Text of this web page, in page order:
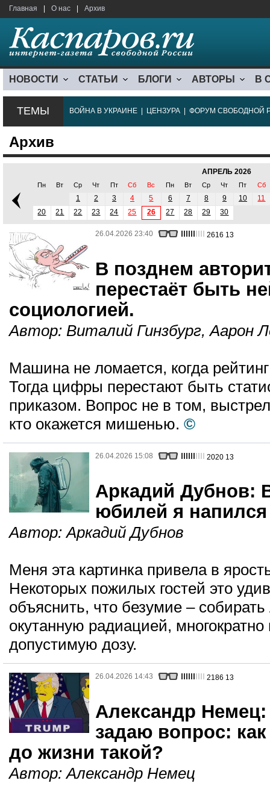
Главная О нас Архив
НОВОСТИ СТАТЬИ БЛОГИ АВТОРЫ В
ТЕМЫ ВОЙНА В УКРАИНЕ ЦЕНЗУРА ФОРУМ СВОБОДНОЙ
Архив
АПРЕЛЬ 2026
Пн Вт Ср Чт Пт Сб Вс Пн Вт Ср Чт Пт Сб
1 2 3 4 5 6 7 8 9 10
11
20
21 22 23 24 25 26 27 28 29 30
26.04.2026 23:40 2616 13
В позднем
перестаёт быть
социологией.
Автор: Виталий Гинзбург,Аарон
Машина не ломается, когда
Тогда цифры перестают быть
приказом. Вопрос не в том,
кто окажется мишенью. ©
26.04.2026 15:08 2020 13
Аркадий Дубнов:
юбилей я
Автор:Аркадий Дубнов
Меня эта картинка привела в
Некоторых пожилых гостей это
объяснить, что безумие –
окутанную радиацией,
допустимую дозу.
26.04.2026 14:43 2186 13
Александр
задаю вопрос:
до жизни такой?
Автор:Александр Немец